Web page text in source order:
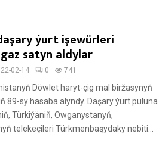
ýurt işewürleri
satyn aldylar
02-14 0 741
Döwlet haryt-çig mal biržasynyň
89-sy hasaba alyndy. Daşary ýurt puluna
Türkiýäniň, Owganystanyň,
telekeçileri Türkmenbaşydaky nebiti...